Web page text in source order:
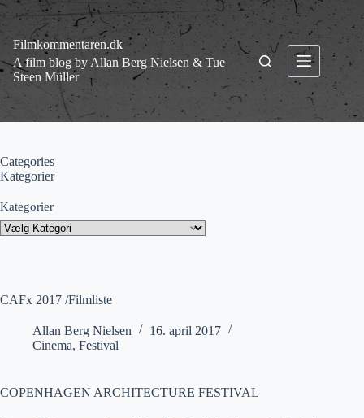
Fortsæt
indhold
Filmkommentaren.dk
A film blog by Allan Berg Nielsen & Tue
Steen Müller
CAFx 2017 /Filmliste
Allan Berg Nielsen
16. april 2017
Cinema, Festival
COPENHAGEN ARCHITECTURE FESTIVAL
Categories
Kategorier
Kategorier